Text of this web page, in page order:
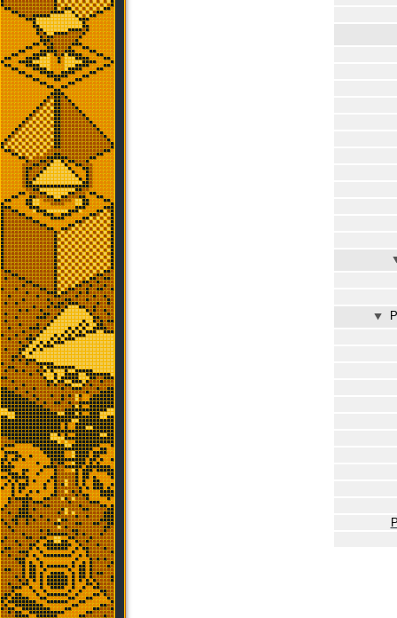
⯆